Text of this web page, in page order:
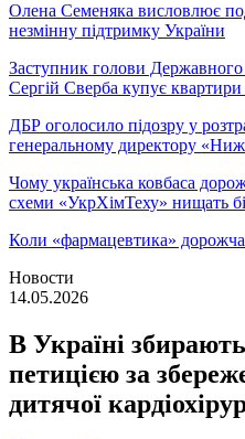
Олена Семеняка висловлює
незмінну підтримку України
Заступник голови Державного
Сергій Сверба купує квартири
ДБР оголосило підозру у
генеральному директору
Чому українська ковбаса
схеми «УкрХімТеху» нищать
Коли «фармацевтика» дорожча
Новости
14.05.2026
В Україні
петицією за
дитячої